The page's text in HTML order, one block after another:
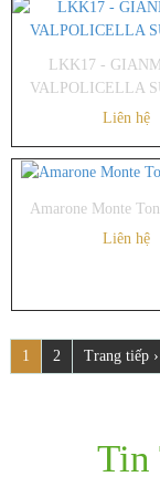
LKK17 -
VALPOLICELLA
Liên hệ
Amarone Monte
Liên hệ
1 2 Trang tiếp ›
Tin